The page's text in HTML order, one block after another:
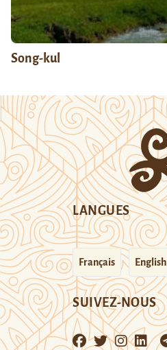
Song-kul
LANGUES
Français English
SUIVEZ-NOUS